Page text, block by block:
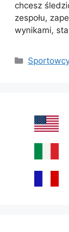
chcesz
zespołu,
wynikami,